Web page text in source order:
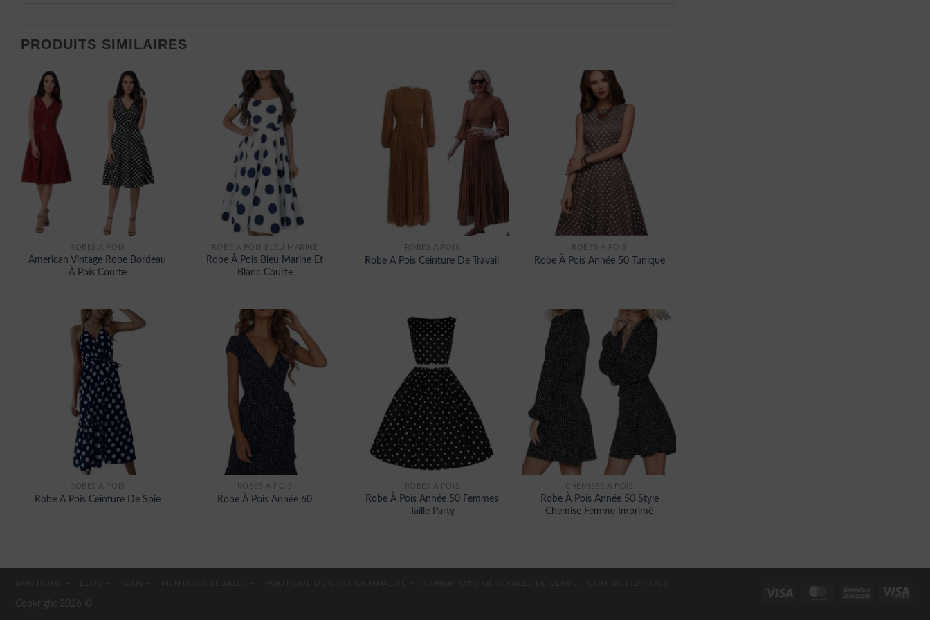
PRODUITS SIMILAIRES
ROBES À POIS
American Vintage Robe Bordeau
À Pois Courte
ROBE A POIS BLEU MARINE
Robe À Pois Bleu Marine Et
Blanc Courte
ROBES À POIS
Robe A Pois Ceinture De Travail
ROBES À POIS
Robe À Pois Année 50 Tunique
ROBES À POIS
Robe A Pois Ceinture De Soie
ROBES À POIS
Robe À Pois Année 60
ROBES À POIS
Robe À Pois Année 50 Femmes
Taille Party
CHEMISES À POIS
Robe À Pois Année 50 Style
Chemise Femme Imprimé
Copyright 2026 ©